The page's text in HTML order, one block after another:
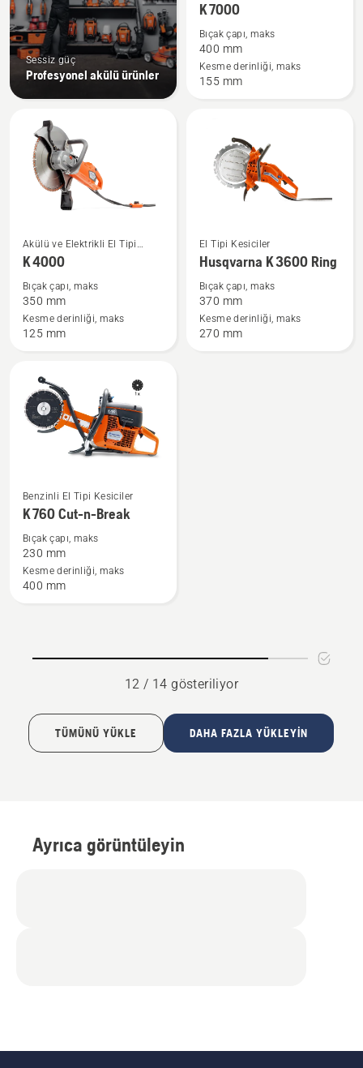
Sessiz güç
Profesyonel akülü ürünler
hakkında
fazla
ayrıntı
görün
Kesiciler
K 7000
Bıçak çapı, maks
400 mm
Kesme derinliği, maks
155 mm
K 4000
hakkında
fazla
ayrıntı
görün
Akülü ve Elektrikli El Tipi
Kesiciler
K 4000
Bıçak çapı, maks
350 mm
Kesme derinliği, maks
125 mm
Husqvarna
K 3600
hakkında
daha
fazla
El Tipi Kesiciler
Husqvarna K 3600 Ring
Bıçak çapı, maks
370 mm
Kesme derinliği, maks
270 mm
K 760
Cut-
Break
hakkında
daha
Benzinli El Tipi Kesiciler
K 760 Cut-n-Break
Bıçak çapı, maks
230 mm
Kesme derinliği, maks
400 mm
12 / 14 gösteriliyor
TÜMÜNÜ YÜKLE DAHA FAZLA YÜKLEYIN
Ayrıca görüntüleyin